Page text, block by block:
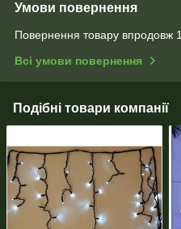
Умови повернення
Повернення товару впродовж
Всі умови повернення
Подібні товари компанії